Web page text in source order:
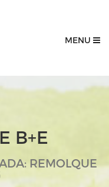
MENU
B+E
REMOLQUE